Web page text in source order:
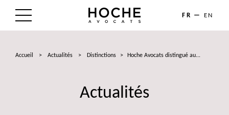
FR EN
LES AVOCATS
Accueil > Actualités > Distinctions > Hoche Avocats distingué au...
Actualités